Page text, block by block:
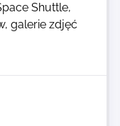
Shuttle,
galerie zdjęć